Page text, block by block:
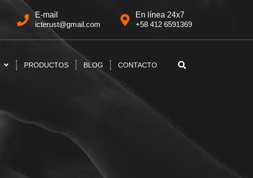
E-mail
icterust@gmail.com
En línea 24x7
+58 412 6591369
PRODUCTOS BLOG CONTACTO